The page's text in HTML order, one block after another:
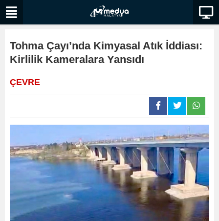
Tohma Çayı’nda Kimyasal Atık İddiası:
Kirlilik Kameralara Yansıdı
ÇEVRE